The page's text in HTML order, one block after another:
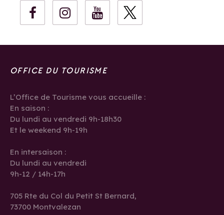
OFFICE DU TOURISME
L’Office de Tourisme vous accueille :
En saison :
Du lundi au vendredi 9h-18h30
Et le weekend 9h-19h
En intersaison :
Du lundi au vendredi
9h-12 / 14h-17h
705 Rte du Col du Petit St Bernard,
73700 Montvalezan